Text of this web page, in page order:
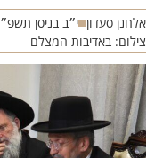
סעדון י״ב בניסן תשפ״ה (10/04/2025)
באדיבות המצלם